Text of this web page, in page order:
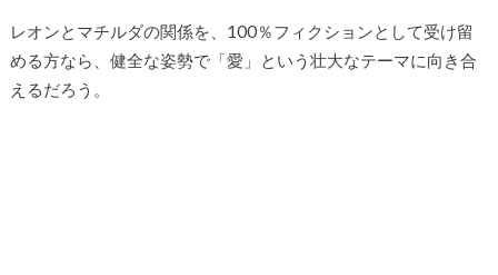
レオンとマチルダの関係を、100％フィクションとして受け留
める方なら、健全な姿勢で「愛」という壮大なテーマに向き合
えるだろう。